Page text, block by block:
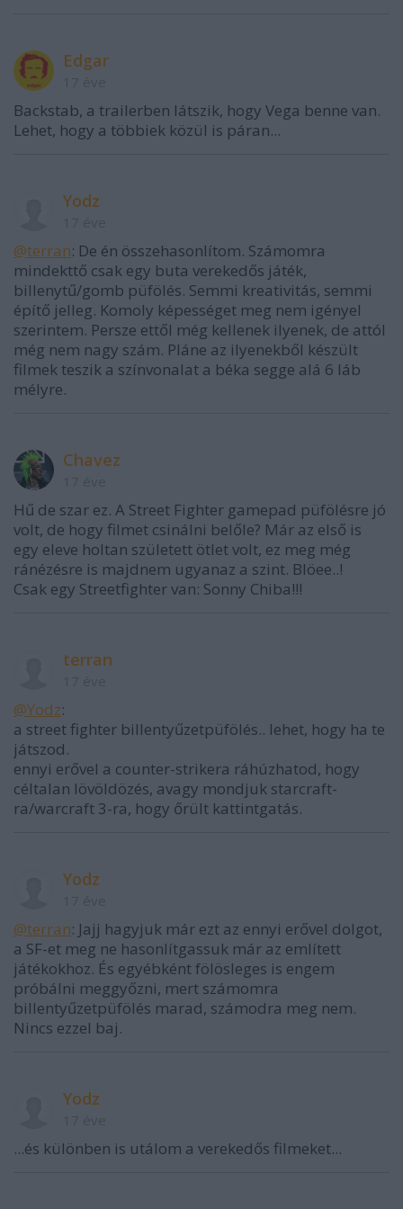
Edgar
Backstab, a trailerben látszik, hogy Vega benne van.
Lehet, hogy a többiek közül is páran...
Yodz
@terran: De én összehasonlítom. Számomra
mindekttő csak egy buta verekedős játék,
billenytű/gomb püfölés. Semmi kreativitás, semmi
építő jelleg. Komoly képességet meg nem igényel
szerintem. Persze ettől még kellenek ilyenek, de attól
még nem nagy szám. Pláne az ilyenekből készült
filmek teszik a színvonalat a béka segge alá 6 láb
mélyre.
Chavez
Hű de szar ez. A Street Fighter gamepad püfölésre jó
volt, de hogy filmet csinálni belőle? Már az első is
egy eleve holtan született ötlet volt, ez meg még
ránézésre is majdnem ugyanaz a szint. Blöee..!
Csak egy Streetfighter van: Sonny Chiba!!!
terran
@Yodz:
a street fighter billentyűzetpüfölés.. lehet, hogy ha te
játszod.
ennyi erővel a counter-strikera ráhúzhatod, hogy
céltalan lövöldözés, avagy mondjuk starcraft-
ra/warcraft 3-ra, hogy őrült kattintgatás.
Yodz
@terran: Jajj hagyjuk már ezt az ennyi erővel dolgot,
a SF-et meg ne hasonlítgassuk már az említett
játékokhoz. És egyébként fölösleges is engem
próbálni meggyőzni, mert számomra
billentyűzetpüfölés marad, számodra meg nem.
Nincs ezzel baj.
Yodz
...és különben is utálom a verekedős filmeket...